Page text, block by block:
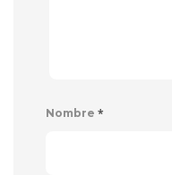
Nombre *